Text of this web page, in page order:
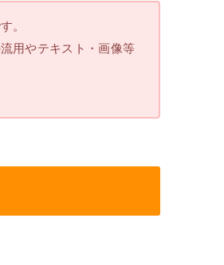
。
用やテキスト・画像等